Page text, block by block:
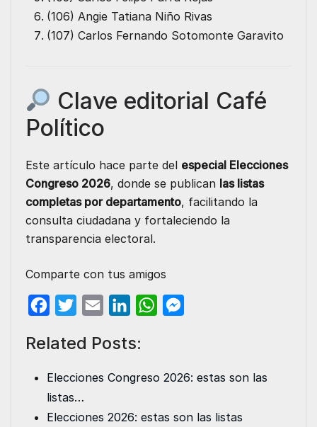
(106) Angie Tatiana Niño Rivas
(107) Carlos Fernando Sotomonte Garavito
Clave editorial Café
Político
Este artículo hace parte del especial Elecciones
Congreso 2026, donde se publican las listas
completas por departamento, facilitando la
consulta ciudadana y fortaleciendo la
transparencia electoral.
Comparte con tus amigos
c
b
o
i
e
a
n
d
W
A
n
Related Posts:
Elecciones Congreso 2026: estas son las
listas…
Elecciones 2026: estas son las listas